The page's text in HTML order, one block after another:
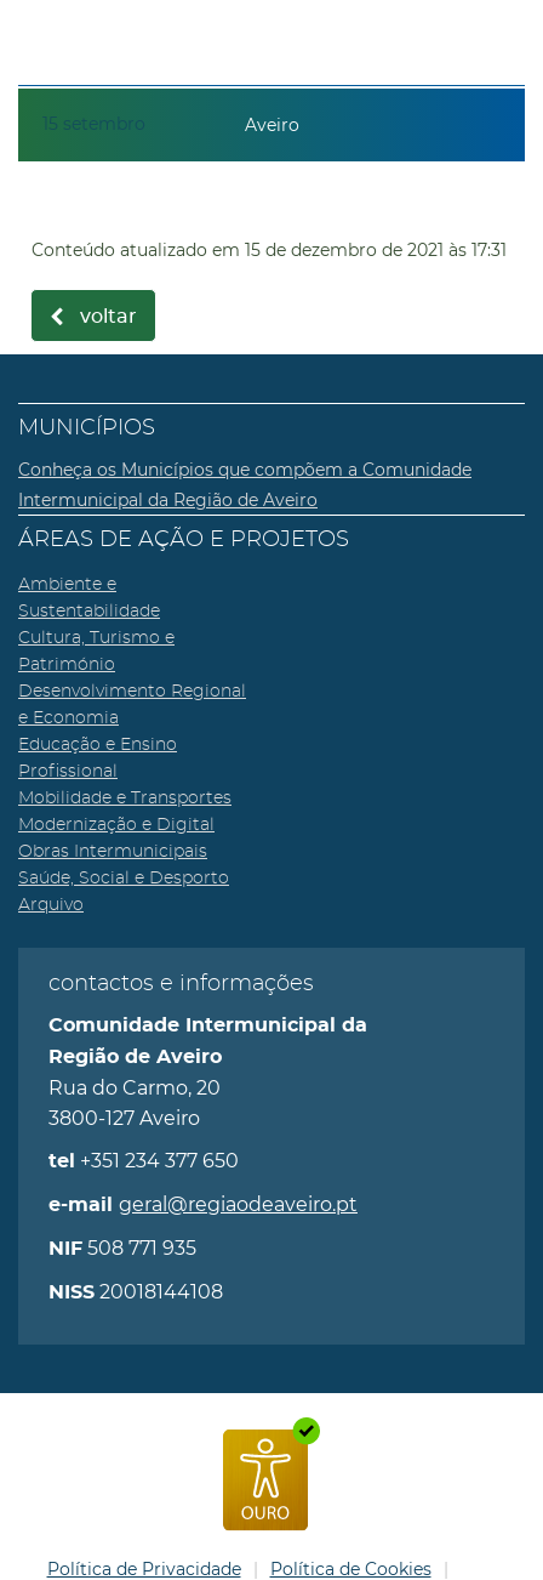
15 setembro Aveiro
Conteúdo atualizado em 15 de dezembro de 2021 às 17:31
voltar
MUNICÍPIOS
Conheça os Municípios que compõem a Comunidade
Intermunicipal da Região de Aveiro
ÁREAS DE AÇÃO E PROJETOS
Ambiente e
Sustentabilidade
Cultura, Turismo e
Património
Desenvolvimento Regional
e Economia
Educação e Ensino
Profissional
Mobilidade e Transportes
Modernização e Digital
Obras Intermunicipais
Saúde, Social e Desporto
Arquivo
contactos e informações
Comunidade Intermunicipal da
Região de Aveiro
Rua do Carmo, 20
3800-127 Aveiro
tel +351 234 377 650
e-mail geral@regiaodeaveiro.pt
NIF 508 771 935
NISS 20018144108
Política de Privacidade Política de Cookies